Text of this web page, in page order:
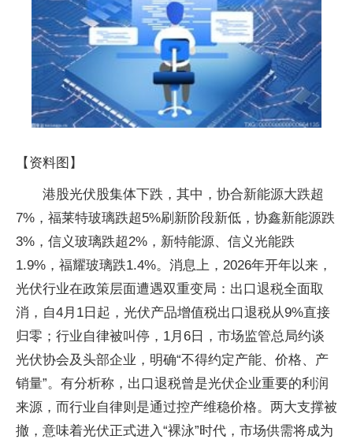
【资料图】
港股光伏股集体下跌，其中，协合新能源大跌超
7%，福莱特玻璃跌超5%刷新阶段新低，协鑫新能源跌
3%，信义玻璃跌超2%，新特能源、信义光能跌
1.9%，福耀玻璃跌1.4%。消息上，2026年开年以来，
光伏行业在政策层面遭遇双重变局：出口退税全面取
消，自4月1日起，光伏产品增值税出口退税从9%直接
归零；行业自律被叫停，1月6日，市场监管总局约谈
光伏协会及头部企业，明确“不得约定产能、价格、产
销量”。有分析称，出口退税曾是光伏企业重要的利润
来源，而行业自律则是通过控产维稳价格。两大支撑被
撤，意味着光伏正式进入“裸泳”时代，市场供需将成为